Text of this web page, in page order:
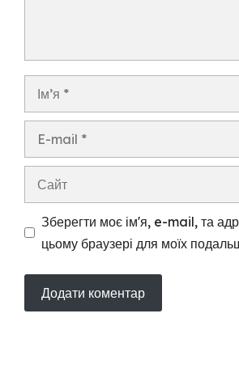
Зберегти моє ім'я, e-mail, та
цьому браузері для моїх